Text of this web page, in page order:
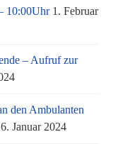
10:00Uhr 1. Februar
– Aufruf zur
den Ambulanten
Januar 2024